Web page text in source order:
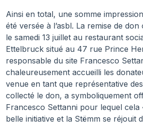
Ainsi en total, une somme
été versée à l’asbl. La remise de
le samedi 13 juillet au restaurant
Ettelbruck situé au 47 rue Prince
responsable du site Francesco
chaleureusement accueilli les
venue en tant que représentative
collecté le don, a symboliquement
Francesco Settanni pour lequel cela
belle initiative et la Stëmm se réjouit